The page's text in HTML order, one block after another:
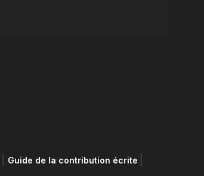
Guide de la contribution écrite